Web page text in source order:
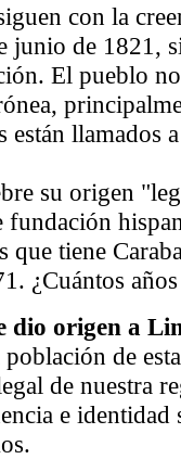
con la
junio de 1821,
El pueblo
están llamados
su origen
fundación
que tiene
¿Cuántos
dio origen a
de
de nuestra
e identidad